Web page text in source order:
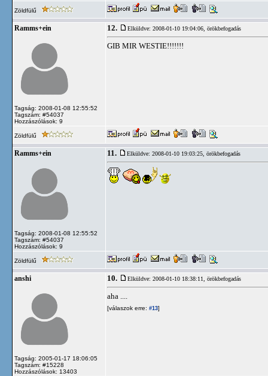
Zöldfülű
Ramms+ein
Tagság: 2008-01-08 12:55:52
Tagszám: #54037
Hozzászólások: 9
12. Elküldve: 2008-01-10 19:04:06, örökbefogadás
GIB MIR WESTIE!!!!!!!
Zöldfülű
Ramms+ein
Tagság: 2008-01-08 12:55:52
Tagszám: #54037
Hozzászólások: 9
11. Elküldve: 2008-01-10 19:03:25, örökbefogadás
Zöldfülű
anshi
Tagság: 2005-01-17 18:06:05
Tagszám: #15228
Hozzászólások: 13403
10. Elküldve: 2008-01-10 18:38:11, örökbefogadás
aha ....
[válaszok erre: #13]